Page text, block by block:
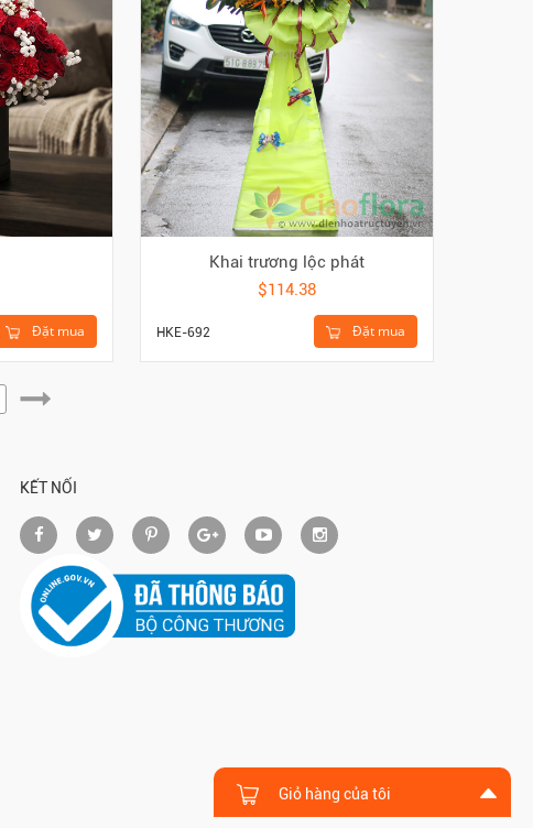
Đặt mua
Khai trương lộc phát
$114.38
Đặt mua
HKE-692
KẾT NỐI
Giỏ hàng của tôi